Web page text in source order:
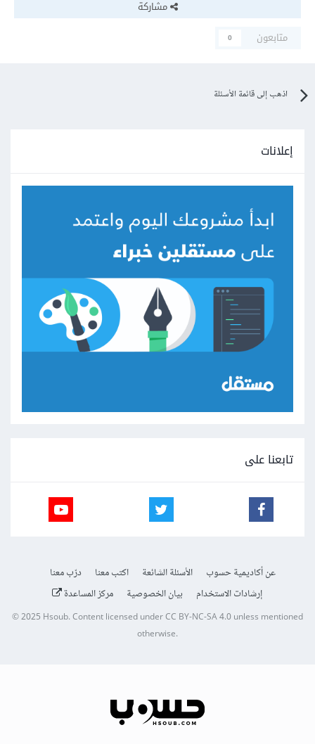
مشاركة
متابعون
0
اذهب إلى قائمة الأسئلة
إعلانات
تابعنا على
عن أكاديمية حسوب الأسئلة الشائعة اكتب معنا
درّب معنا
إرشادات الاستخدام
بيان الخصوصية مركز المساعدة
© 2025Hsoub.Content licensed underCC BY-NC-SA 4.0unless mentioned
otherwise.